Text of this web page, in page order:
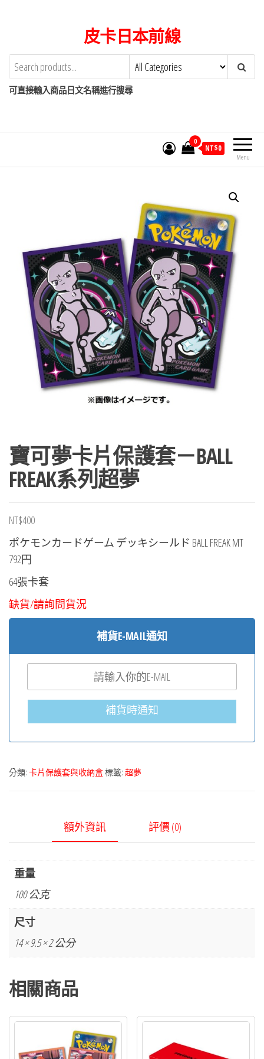
content
皮卡日本前線
可直接輸入商品日文名稱進行搜尋
Menu
0
NT$0
寶可夢卡片保護套－BALL
FREAK系列超夢
NT$400
ポケモンカードゲーム デッキシールド BALL FREAK MT
792円
64張卡套
缺貨/請詢問貨況
補貨E-MAIL通知
補貨時通知
分類: 卡片保護套與收納盒標籤: 超夢
額外資訊 評價 (0)
重量
100 公克
尺寸
14 × 9.5 × 2 公分
相關商品